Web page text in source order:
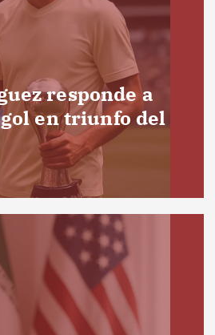
responde a
en triunfo del